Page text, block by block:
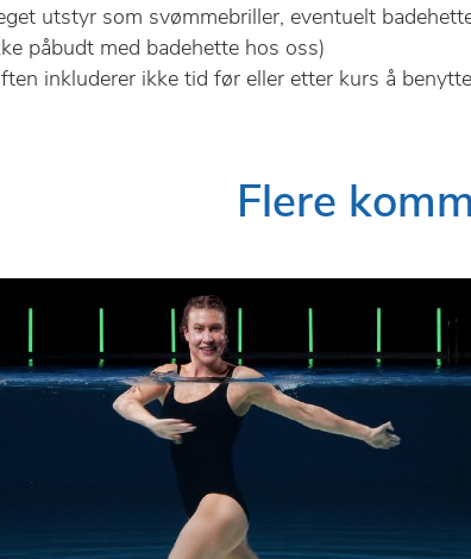
eget utstyr som svømmebriller, eventuelt
påbudt med badehette hos oss)
inkluderer ikke tid før eller etter kurs å
Flere